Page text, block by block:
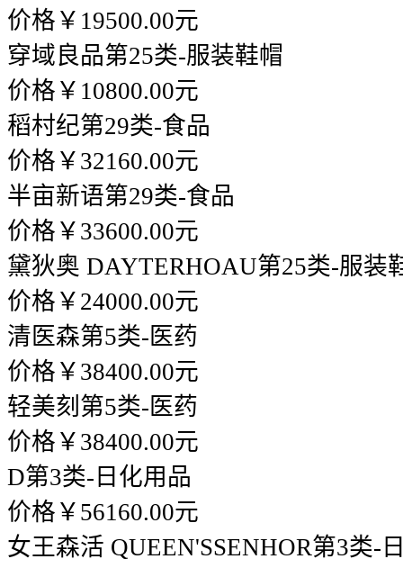
价格￥19500.00元
穿域良品第25类-服装鞋帽
价格￥10800.00元
稻村纪第29类-食品
价格￥32160.00元
半亩新语第29类-食品
价格￥33600.00元
黛狄奥 DAYTERHOAU第25类-服装
价格￥24000.00元
清医森第5类-医药
价格￥38400.00元
轻美刻 第5类-医药
价格￥38400.00元
D第3类-日化用品
价格￥56160.00元
女王森活 QUEEN'SSENHOR第3类-